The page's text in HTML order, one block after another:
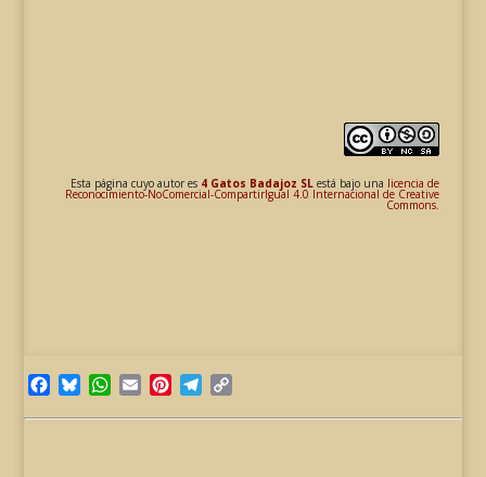
Esta página cuyo autor es 4 Gatos Badajoz SL está bajo una licencia de
Reconocimiento-NoComercial-CompartirIgual 4.0 Internacional de Creative
Commons.
Facebook
BlueskyWhatsApp
EmailPinterestTelegram